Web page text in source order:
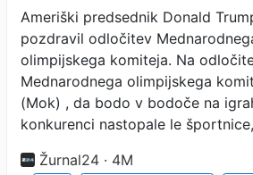
Ameriški predsednik Donald
pozdravil odločitev
olimpijskega komiteja. Na
Mednarodnega olimpijskega
(Mok) , da bodo v bodoče na
konkurenci nastopale le
Žurnal24 · 4M